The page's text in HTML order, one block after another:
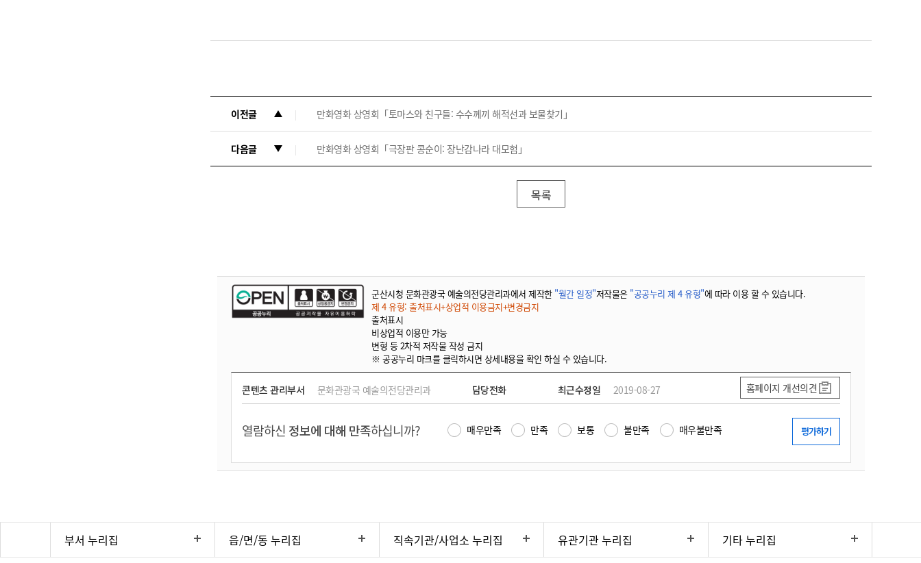
이전글 만화영화 상영회「토마스와 친구들: 수수께끼 해적선과 보물찾기」
다음글 만화영화 상영회「극장판 콩순이: 장난감나라 대모험」
목록
군산시청 문화관광국 예술의전당관리과에서 제작한 "월간 일정"저작물은 "공공누리 제 4 유형"에 따라 이용 할 수 있습니다.
제 4 유형: 출처표시+상업적 이용금지+변경금지
출처표시
비상업적 이용만 가능
변형 등 2차적 저작물 작성 금지
※ 공공누리 마크를 클릭하시면 상세내용을 확인 하실 수 있습니다.
콘텐츠 관리부서 문화관광국 예술의전당관리과 담당전화 최근수정일 2019-08-27 홈페이지 개선의견
열람하신 정보에 대해 만족하십니까? 매우만족 만족 보통 불만족 매우불만족
부서 누리집 읍/면/동 누리집 직속기관/사업소 누리집 유관기관 누리집 기타 누리집